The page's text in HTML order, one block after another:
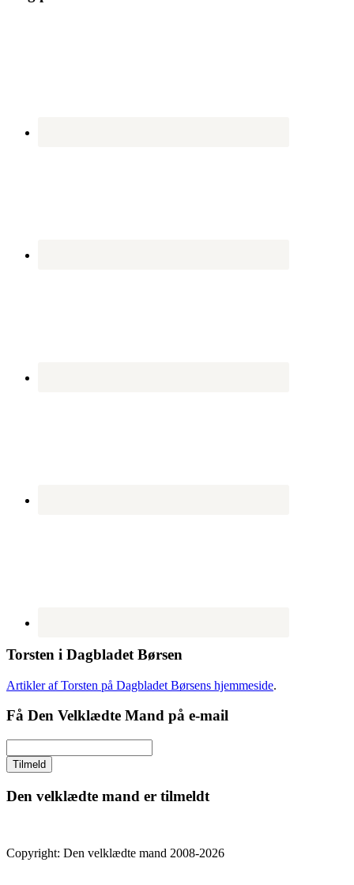
Torsten i Dagbladet Børsen
Artikler af Torsten på Dagbladet Børsens hjemmeside.
Få Den Velklædte Mand på e-mail
Den velklædte mand er tilmeldt
Copyright: Den velklædte mand 2008-2026